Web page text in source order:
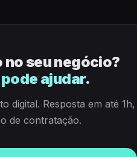
seu negócio?
ajudar.
digital. Resposta em até 1h,
de contratação.